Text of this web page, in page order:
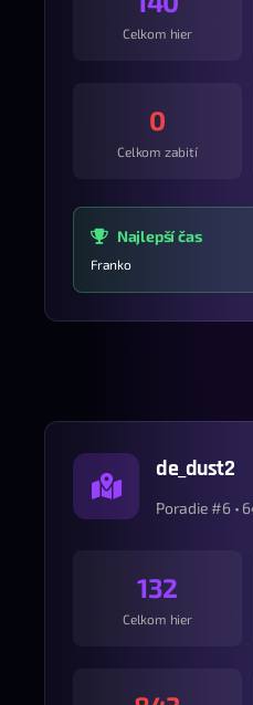
Celkom hier
0
Celkom zabití
Najlepší čas
Franko
de_dust2
Poradie #6 •
132
Celkom hier